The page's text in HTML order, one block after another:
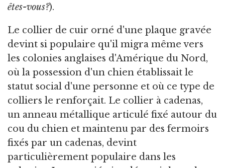
êtes-vous?).
Le collier de cuir orné d'une plaque gravée
devint si populaire qu'il migra même vers
les colonies anglaises d'Amérique du Nord,
où la possession d'un chien établissait le
statut social d'une personne et où ce type de
colliers le renforçait. Le collier à cadenas,
un anneau métallique articulé fixé autour du
cou du chien et maintenu par des fermoirs
fixés par un cadenas, devint
particulièrement populaire dans les